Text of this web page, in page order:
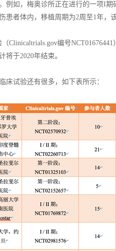
例如，梅奥诊所正在进行的一项I期
患者体内，移植周期为2周至1年，
Clinicaltrials.gov编号
将于2020年结束。
床试验还有很多，如下表所示：